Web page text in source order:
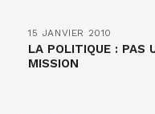
15 JANVIER 2010
LA POLITIQUE : PAS
MISSION